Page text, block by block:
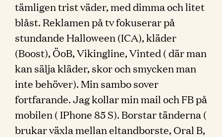
tämligen trist väder, med dimma och litet
blåst. Reklamen på tv fokuserar på
stundande Halloween (ICA), kläder
(Boost), ÖoB, Vikingline, Vinted ( där man
kan sälja kläder, skor och smycken man
inte behöver). Min sambo sover
fortfarande. Jag kollar min mail och FB på
mobilen ( IPhone 85 S). Borstar tänderna (
brukar växla mellan eltandborste, Oral B,